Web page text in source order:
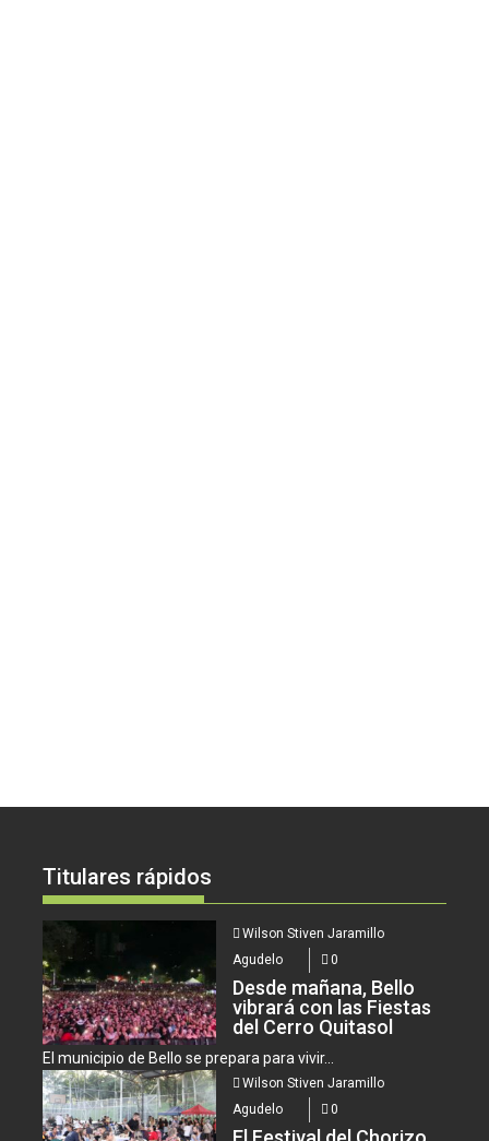
Titulares rápidos
Wilson Stiven Jaramillo
Agudelo
0
Desde mañana, Bello
vibrará con las Fiestas
del Cerro Quitasol
El municipio de Bello se prepara para vivir...
Wilson Stiven Jaramillo
Agudelo
0